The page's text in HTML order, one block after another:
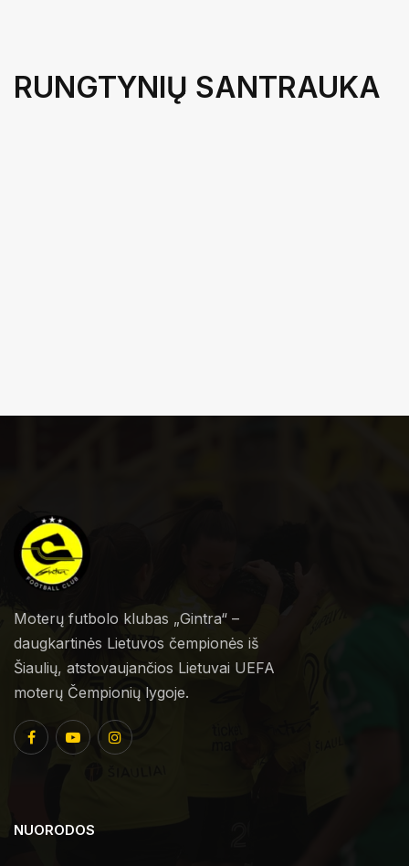
RUNGTYNIŲ SANTRAUKA
Moterų futbolo klubas „Gintra“ –
daugkartinės Lietuvos čempionės iš
Šiaulių, atstovaujančios Lietuvai UEFA
moterų Čempionių lygoje.
NUORODOS